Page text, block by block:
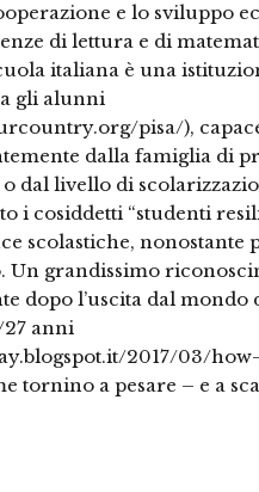
e lo sviluppo
di lettura e di
italiana è una
gli alunni
pisa/),
dalla famiglia di
o dal livello di
i cosiddetti “studenti
scolastiche, nonostante
Un grandissimo
dopo l’uscita dal mondo
anni
2017/03/
tornino a pesare – e a